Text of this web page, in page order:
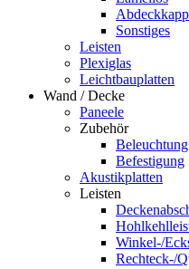
Sonstiges
Leisten
Plexiglas
Leichtbauplatten
Wand / Decke
Paneele
Zubehör
Beleuchtung
Befestigung
Akustikplatten
Leisten
Winkel-/
Rechteck-/